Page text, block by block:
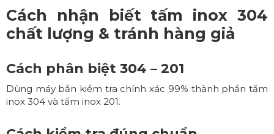
Cách nhận biết tấm inox 304
chất lượng & tránh hàng giả
Cách phân biệt 304 – 201
Dùng máy bắn kiểm tra chính xác 99% thành phần tấm
inox 304 và tấm inox 201.